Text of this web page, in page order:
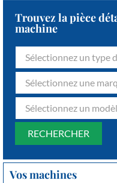
Trouvez la pièce
machine
Sélectionnez un type
Sélectionnez une
Sélectionnez un
Vos machines